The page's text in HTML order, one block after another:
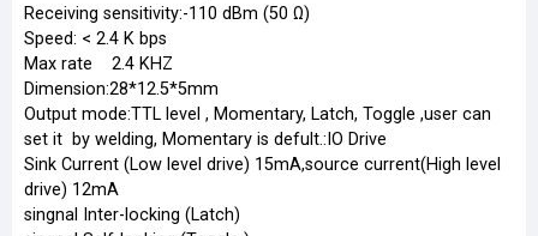
Receiving sensitivity:-110 dBm (50 Ω)
Speed: < 2.4 K bps
Max rate 2.4 KHZ
Dimension:28*12.5*5mm
Output mode:TTL level , Momentary, Latch, Toggle ,user can
set it by welding, Momentary is defult.:IO Drive
Sink Current (Low level drive) 15mA,source current(High level
drive) 12mA
singnal Inter-locking (Latch)